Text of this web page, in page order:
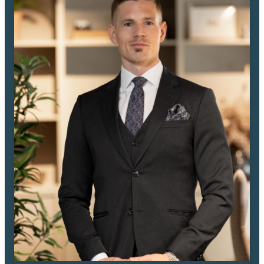
Vidare i bostaden når du en praktisk inre hall som på ett smart sätt
fungerar som en länk till lägenhetens två rofyllda sovrum samt en
stor, lyxig klädkammare som erbjuder optimala förvaringsmöjligheter.
Det generösa master bedroom är en privat oas med gott om plats för
en stor dubbelsäng, nattduksbord och ytterligare möblemang. Längs
ena väggen löper en stor, inbyggd garderobsvägg med skjutdörrar
som sväljer allt i klädväg. Det andra sovrummet är mycket flexibelt
till sin karaktär och passar utmärkt att använda som ett charmigt
barnrum, ett ostört hemmakontor eller ett trivsamt gästrum, helt
anpassat efter dina behov. Bostadens badrum är i absolut toppskick,
helkaklat i klassiskt stilrena färger med mörkt klinkergolv och vita
väggar. Här finns både ett dusch, wc, kommod med handfat samt en
komplett, praktisk tvättavdelning med tvättmaskin och torktumlare
under en smidig arbetsbänk, vilket underlättar vardagens bestyr
markant.
Att bo i BRF Åriket 3:2 innebär ett bekymmersfritt och högkvalitativt
boende i en välskött och stabil förening. Föreningen erbjuder bland
annat en fantastisk, prunkande och skyddad innergård med fina
sällskapsytor, lekplatser och gräsmatta som blir en lugn oas mitt i
staden. Området kring Kungsängen och Tullgarnsgatan är ett av
Uppsalas absolut mest attraktiva lägen. Här bor du med ett perfekt